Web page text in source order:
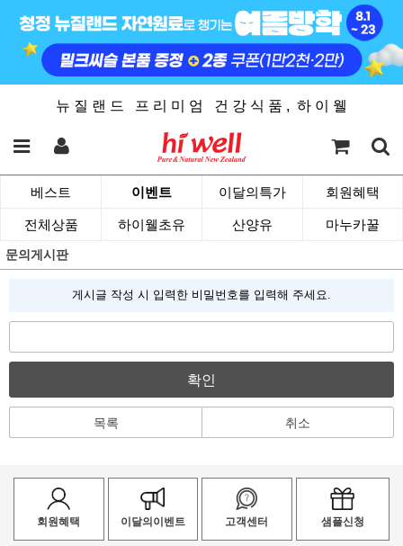
뉴 질 랜 드 프 리 미 엄 건 강 식 품 , 하 이 웰
베스트 이벤트 이달의특가 회원혜택
전체상품 하이웰초유 산양유 마누카꿀
문의게시판
게시글 작성 시 입력한 비밀번호를 입력해 주세요.
확인
목록 취소
회원혜택 이달의이벤트 고객센터 샘플신청